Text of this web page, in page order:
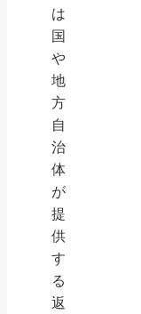
は
国
や
地
方
自
治
体
が
提
供
す
る
返